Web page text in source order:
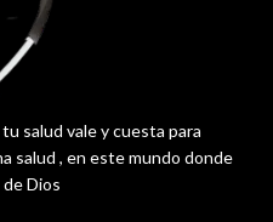
salud vale y cuesta para
salud , en este mundo donde
Dios